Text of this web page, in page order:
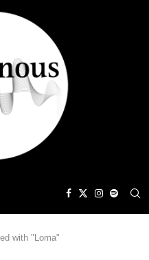
with "Loma"